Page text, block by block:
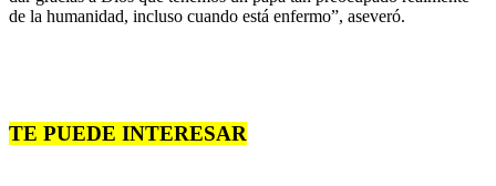
de la humanidad, incluso cuando está enfermo”, aseveró.
TE PUEDE INTERESAR